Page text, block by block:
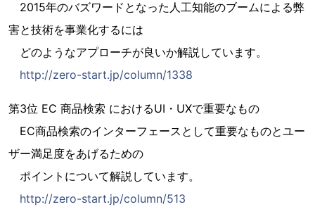
2015年のバズワードとなった人工知能のブームによる弊
害と技術を事業化するには
どのようなアプローチが良いか解説しています。
http://zero-start.jp/column/1338
第3位 EC 商品検索 におけるUI・UXで重要なもの
EC商品検索のインターフェースとして重要なものとユー
ザー満足度をあげるための
ポイントについて解説しています。
http://zero-start.jp/column/513